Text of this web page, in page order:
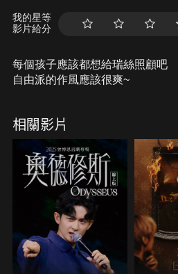
我的星等
影片給分
每個孩子應該都想給瑞絲照顧吧
自由派的作風應該很爽~
相關影片